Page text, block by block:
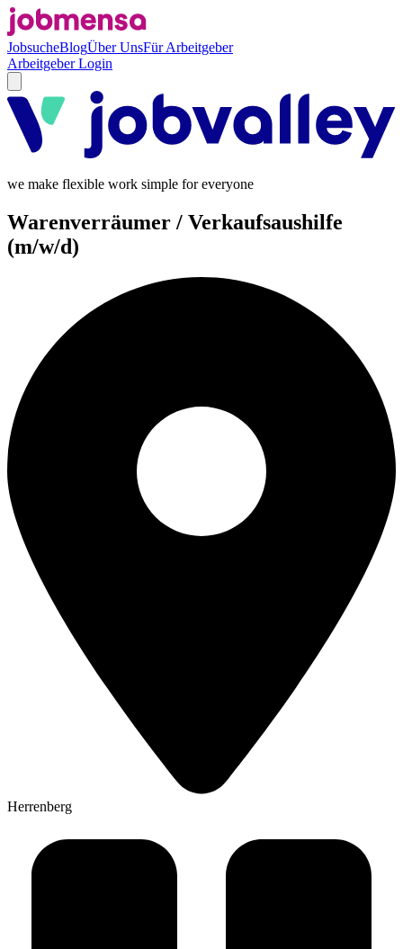
JobsucheBlogÜber UnsFür Arbeitgeber
Arbeitgeber Login
we make flexible work simple for everyone
Warenverräumer / Verkaufsaushilfe
(m/w/d)
Herrenberg